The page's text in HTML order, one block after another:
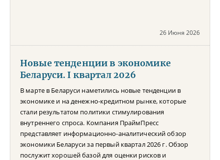
26 Июня 2026
Новые тенденции в экономике
Беларуси. I квартал 2026
В марте в Беларуси наметились новые тенденции в
экономике и на денежно-кредитном рынке, которые
стали результатом политики стимулирования
внутреннего спроса. Компания ПраймПресс
представляет информационно-аналитический обзор
экономики Беларуси за первый квартал 2026 г. Обзор
послужит хорошей базой для оценки рисков и